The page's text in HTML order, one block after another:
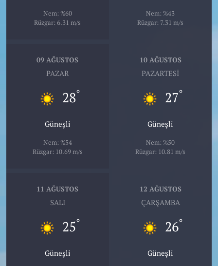
Nem: %60
Rüzgar: 6.31 m/s
Nem: %43
Rüzgar: 7.31 m/s
09 AĞUSTOS
PAZAR
28°
Güneşli
Nem: %54
Rüzgar: 10.69 m/s
10 AĞUSTOS
PAZARTESI
27°
Güneşli
Nem: %50
Rüzgar: 10.81 m/s
11 AĞUSTOS
SALI
25°
Güneşli
12 AĞUSTOS
ÇARŞAMBA
26°
Güneşli